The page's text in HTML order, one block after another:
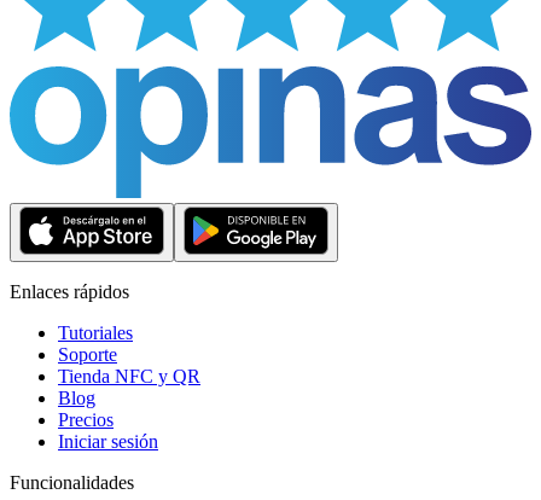
Enlaces rápidos
Tutoriales
Soporte
Tienda NFC y QR
Blog
Precios
Iniciar sesión
Funcionalidades